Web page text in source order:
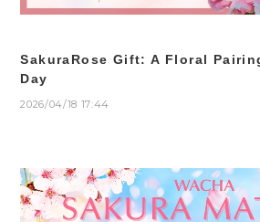
SakuraRose Gift: A Floral
Day
2026/04/18 17:44